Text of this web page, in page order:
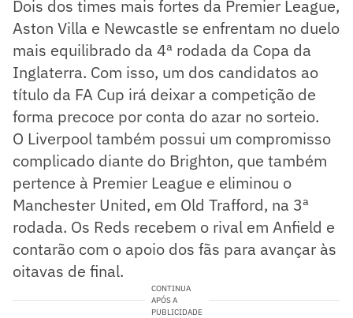
Dois dos times mais fortes da Premier League,
Aston Villa e Newcastle se enfrentam no duelo
mais equilibrado da 4ª rodada da Copa da
Inglaterra. Com isso, um dos candidatos ao
título da FA Cup irá deixar a competição de
forma precoce por conta do azar no sorteio.
O Liverpool também possui um compromisso
complicado diante do Brighton, que também
pertence à Premier League e eliminou o
Manchester United, em Old Trafford, na 3ª
rodada. Os Reds recebem o rival em Anfield e
contarão com o apoio dos fãs para avançar às
oitavas de final.
CONTINUA
APÓS A
PUBLICIDADE